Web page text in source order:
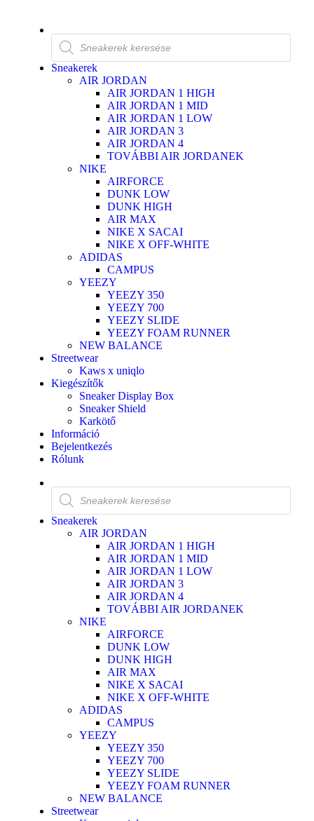
Sneakerek
AIR JORDAN
AIR JORDAN 1 HIGH
AIR JORDAN 1 MID
AIR JORDAN 1 LOW
AIR JORDAN 3
AIR JORDAN 4
TOVÁBBI AIR JORDANEK
NIKE
AIRFORCE
DUNK LOW
DUNK HIGH
AIR MAX
NIKE X SACAI
NIKE X OFF-WHITE
ADIDAS
CAMPUS
YEEZY
YEEZY 350
YEEZY 700
YEEZY SLIDE
YEEZY FOAM RUNNER
NEW BALANCE
Streetwear
Kaws x uniqlo
Kiegészítők
Sneaker Display Box
Sneaker Shield
Karkötő
Információ
Bejelentkezés
Rólunk
Sneakerek
AIR JORDAN
AIR JORDAN 1 HIGH
AIR JORDAN 1 MID
AIR JORDAN 1 LOW
AIR JORDAN 3
AIR JORDAN 4
TOVÁBBI AIR JORDANEK
NIKE
AIRFORCE
DUNK LOW
DUNK HIGH
AIR MAX
NIKE X SACAI
NIKE X OFF-WHITE
ADIDAS
CAMPUS
YEEZY
YEEZY 350
YEEZY 700
YEEZY SLIDE
YEEZY FOAM RUNNER
NEW BALANCE
Streetwear